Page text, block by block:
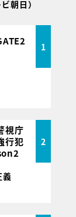
朝日）
1
視庁
行犯
2
義